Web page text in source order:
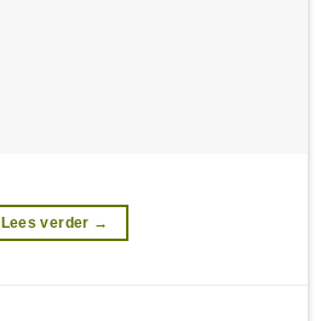
Lees verder →